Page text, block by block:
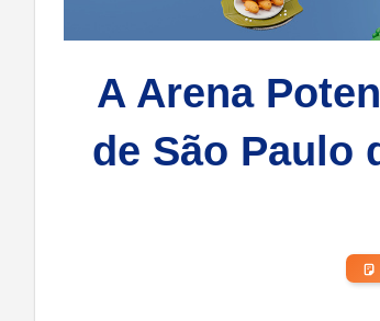
A Arena
de São Paulo